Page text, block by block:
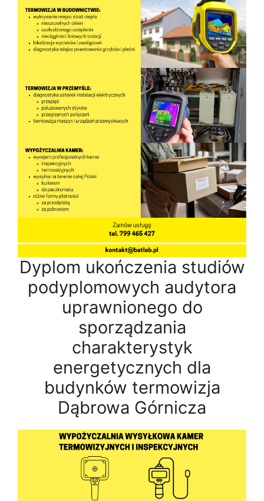
Dyplom ukończenia studiów
podyplomowych audytora
uprawnionego do
sporządzania
charakterystyk
energetycznych dla
budynków termowizja
Dąbrowa Górnicza